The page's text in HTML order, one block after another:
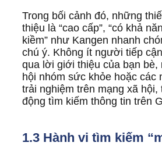
Trong bối cảnh đó, những
thiệu là “cao cấp”, “có khả
kiềm” như Kangen nhanh
chú ý. Không ít người tiếp
qua lời giới thiệu của bạn
hội nhóm sức khỏe hoặc các
trải nghiệm trên mạng xã
động tìm kiếm thông tin trên
1.3 Hành vi tìm kiếm